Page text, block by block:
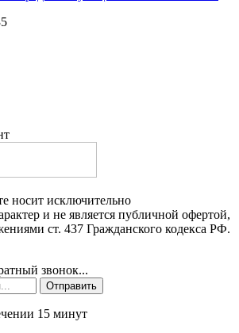
носит исключительно
и не является публичной офертой,
ст. 437 Гражданского кодекса РФ.
звонок...
Отправить
15 минут